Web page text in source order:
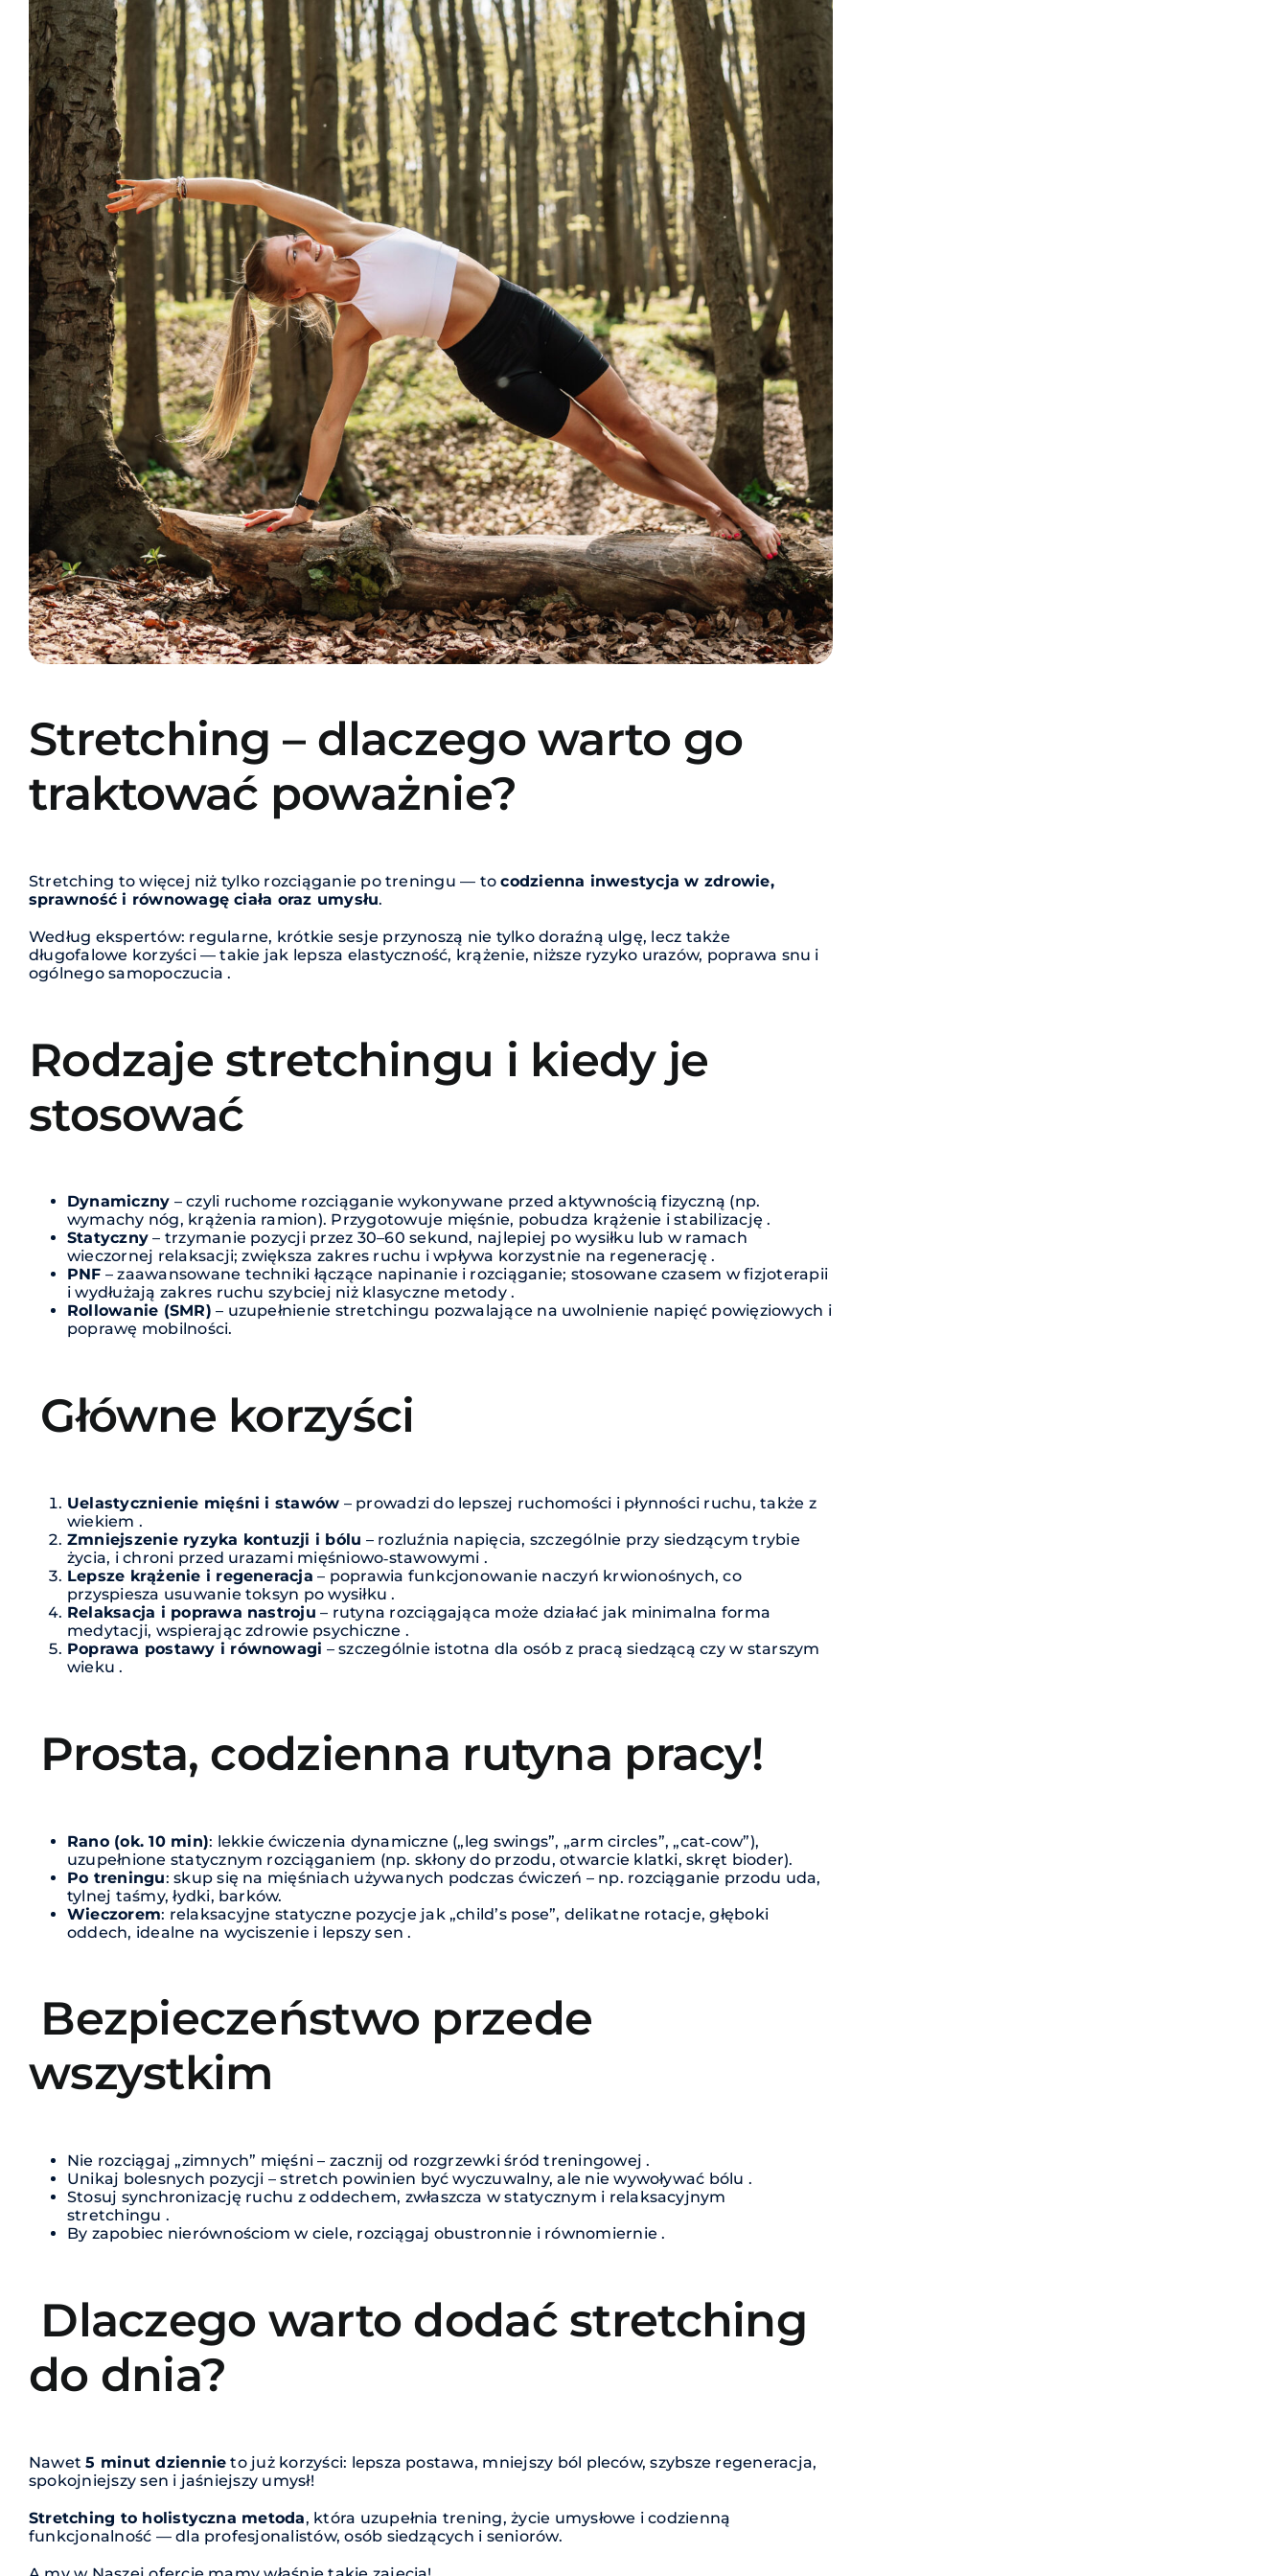
Stretching – dlaczego warto go
traktować poważnie?
Stretching to więcej niż tylko rozciąganie po treningu — tocodzienna inwestycja w zdrowie,
sprawność i równowagę ciała oraz umysłu.
Według ekspertów: regularne, krótkie sesje przynoszą nie tylko doraźną ulgę, lecz także
długofalowe korzyści — takie jak lepsza elastyczność, krążenie, niższe ryzyko urazów, poprawa snu i
ogólnego samopoczucia .
Rodzaje stretchingu i kiedy je
stosować
Dynamiczny – czyli ruchome rozciąganie wykonywane przed aktywnością fizyczną (np.
wymachy nóg, krążenia ramion). Przygotowuje mięśnie, pobudza krążenie i stabilizację .
Statyczny – trzymanie pozycji przez 30–60 sekund, najlepiej po wysiłku lub w ramach
wieczornej relaksacji; zwiększa zakres ruchu i wpływa korzystnie na regenerację .
PNF – zaawansowane techniki łączące napinanie i rozciąganie; stosowane czasem w fizjoterapii
i wydłużają zakres ruchu szybciej niż klasyczne metody .
Rollowanie (SMR) – uzupełnienie stretchingu pozwalające na uwolnienie napięć powięziowych i
poprawę mobilności.
Główne korzyści
Uelastycznienie mięśni i stawów – prowadzi do lepszej ruchomości i płynności ruchu, także z
wiekiem .
Zmniejszenie ryzyka kontuzji i bólu – rozluźnia napięcia, szczególnie przy siedzącym trybie
życia, i chroni przed urazami mięśniowo‑stawowymi .
Lepsze krążenie i regeneracja – poprawia funkcjonowanie naczyń krwionośnych, co
przyspiesza usuwanie toksyn po wysiłku .
Relaksacja i poprawa nastroju – rutyna rozciągająca może działać jak minimalna forma
medytacji, wspierając zdrowie psychiczne .
Poprawa postawy i równowagi – szczególnie istotna dla osób z pracą siedzącą czy w starszym
wieku .
Prosta, codzienna rutyna pracy!
Rano (ok. 10 min): lekkie ćwiczenia dynamiczne („leg swings”, „arm circles”, „cat‑cow”),
uzupełnione statycznym rozciąganiem (np. skłony do przodu, otwarcie klatki, skręt bioder).
Po treningu: skup się na mięśniach używanych podczas ćwiczeń – np. rozciąganie przodu uda,
tylnej taśmy, łydki, barków.
Wieczorem: relaksacyjne statyczne pozycje jak „child’s pose”, delikatne rotacje, głęboki
oddech, idealne na wyciszenie i lepszy sen .
Bezpieczeństwo przede
wszystkim
Nie rozciągaj „zimnych” mięśni – zacznij od rozgrzewki śród treningowej .
Unikaj bolesnych pozycji – stretch powinien być wyczuwalny, ale nie wywoływać bólu .
Stosuj synchronizację ruchu z oddechem, zwłaszcza w statycznym i relaksacyjnym
stretchingu .
By zapobiec nierównościom w ciele, rozciągaj obustronnie i równomiernie .
Dlaczego warto dodać stretching
do dnia?
Nawet5 minut dziennie to już korzyści: lepsza postawa, mniejszy ból pleców, szybsze regeneracja,
spokojniejszy sen i jaśniejszy umysł!
Stretching to holistyczna metoda, która uzupełnia trening, życie umysłowe i codzienną
funkcjonalność — dla profesjonalistów, osób siedzących i seniorów.